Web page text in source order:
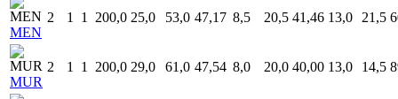
MEN
2 1 1 200,0 25,0 53,0 47,17 8,5 20,5 41,46 13,0 21,5
MUR
2 1 1 200,0 29,0 61,0 47,54 8,0 20,0 40,00 13,0 14,5